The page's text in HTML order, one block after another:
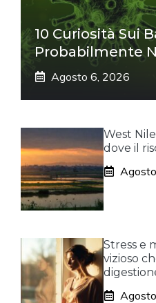
10 Curiosità Sui
Probabilmente
Agosto 6, 2026
West
dove il
Stress e
vizioso